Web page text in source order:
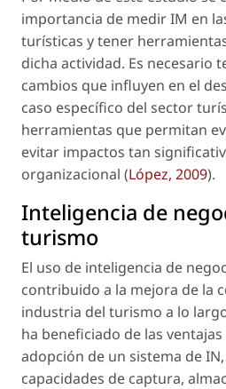
importancia de medir IM en
turísticas y tener
dicha actividad. Es necesario
cambios que influyen en el
caso específico del sector
herramientas que permitan
evitar impactos tan
organizacional (López, 2009).
Inteligencia de
turismo
El uso de inteligencia de
contribuido a la mejora de la
industria del turismo a lo
ha beneficiado de las
adopción de un sistema de
capacidades de captura,